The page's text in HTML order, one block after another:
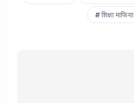
शिक्षा माफिया